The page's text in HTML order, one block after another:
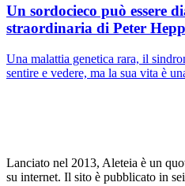
Un sordocieco può essere
straordinaria di Peter Hepp
Una malattia genetica rara, il
sentire e vedere, ma la sua vita è
Lanciato nel 2013, Aleteia è un
su internet. Il sito è pubblicato in